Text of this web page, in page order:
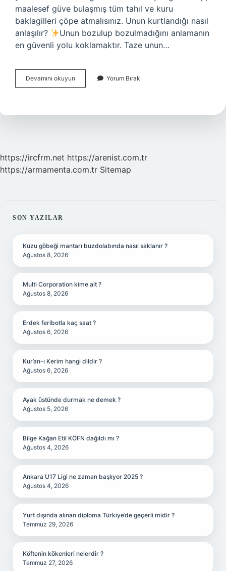
maalesef güve bulaşmış tüm tahıl ve kuru
baklagilleri çöpe atmalısınız. Unun kurtlandığı nasıl
anlaşılır?
Unun bozulup bozulmadığını anlamanın
en güvenli yolu koklamaktır. Taze unun…
Devamını okuyun Kurtlanmış
Un
Yorum Bırak
https://ircfrm.net https://arenist.com.tr
https://armamenta.com.tr Sitemap
SIDEBAR
SON YAZILAR
Kuzu göbeği mantarı buzdolabında nasıl saklanır ?
Ağustos 8, 2026
Multi Corporation kime ait ?
Ağustos 8, 2026
Erdek feribotla kaç saat ?
Ağustos 6, 2026
Kur’an-ı Kerim hangi dildir ?
Ağustos 6, 2026
Ayak üstünde durmak ne demek ?
Ağustos 5, 2026
Bilge Kağan Etil KÖFN dağıldı mı ?
Ağustos 4, 2026
Ankara U17 Ligi ne zaman başlıyor 2025 ?
Ağustos 4, 2026
Yurt dışında alınan diploma Türkiye’de geçerli midir ?
Temmuz 29, 2026
Köftenin kökenleri nelerdir ?
Temmuz 27, 2026